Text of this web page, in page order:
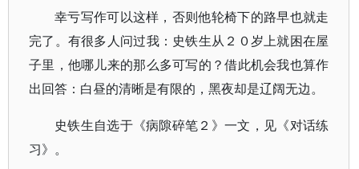
幸亏写作可以这样，否则他轮椅下的路早也就走
完了。有很多人问过我：史铁生从２０岁上就困在屋
子里，他哪儿来的那么多可写的？借此机会我也算作
出回答：白昼的清晰是有限的，黑夜却是辽阔无边。
史铁生自选于《病隙碎笔２》一文，见《对话练
习》。